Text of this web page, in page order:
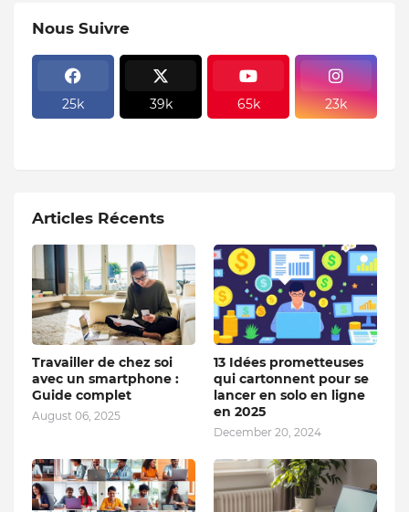
Nous Suivre
25k 39k 65k 23k
Articles Récents
Travailler de chez soi
avec un smartphone :
Guide complet
August 06, 2025
13 Idées prometteuses
qui cartonnent pour se
lancer en solo en ligne
en 2025
December 20, 2024